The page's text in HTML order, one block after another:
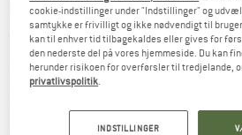
UL3 - Teltudvidelse
(0)
cookie-indstillinger under "Indstillinger" og
samtykke er frivilligt og ikke nødvendigt til
kan til enhver tid tilbagekaldes eller gives for
den nederste del på vores hjemmeside. Du kan
herunder risikoen for overførsler til tredjelande,
privatlivspolitik
INDSTILLINGER